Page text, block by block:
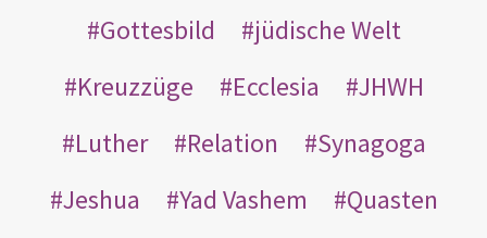
Gottesbild
jüdische Welt
Kreuzzüge
Ecclesia
JHWH
Luther
Relation
Synagoga
Jeshua
Yad Vashem
Quasten